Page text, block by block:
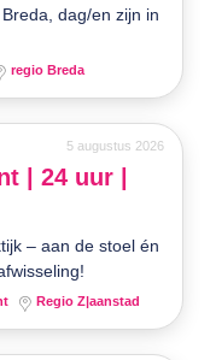
dag/en zijn in
regio Breda
5 augustus 2026
| 24 uur |
– aan de stoel én
Regio Z|aanstad